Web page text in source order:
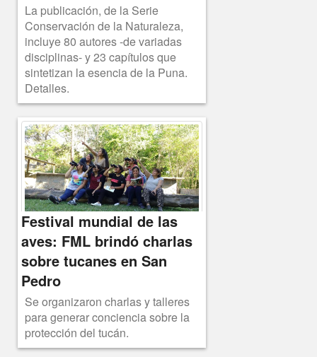
La publicación, de la Serie
Conservación de la Naturaleza,
incluye 80 autores -de variadas
disciplinas- y 23 capítulos que
sintetizan la esencia de la Puna.
Detalles.
Festival mundial de las
aves: FML brindó charlas
sobre tucanes en San
Pedro
Se organizaron charlas y talleres
para generar conciencia sobre la
protección del tucán.